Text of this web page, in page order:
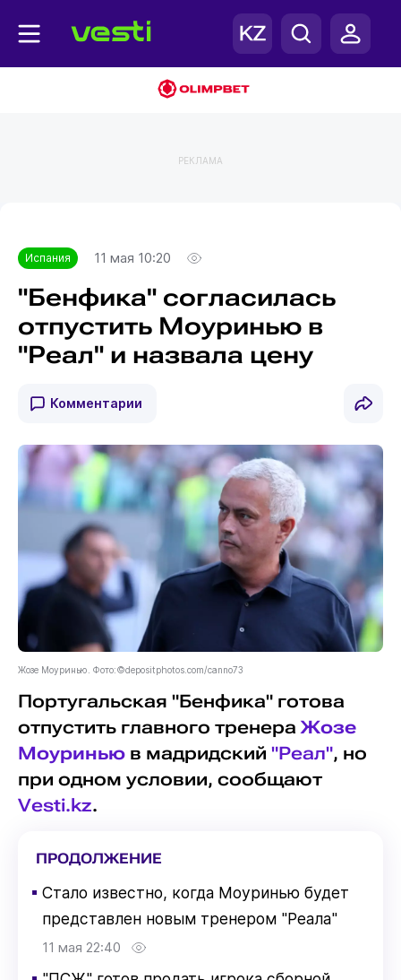
РЕКЛАМА
Испания 11 мая 10:20
"Бенфика" согласилась
отпустить Моуринью в
"Реал" и назвала цену
Комментарии
Жозе Моуринью. Фото:©depositphotos.com/canno73
Португальская "Бенфика" готова
отпустить главного тренераЖозе
Моуриньюв мадридский "Реал", но
при одном условии, сообщают
Vesti.kz.
ПРОДОЛЖЕНИЕ
▪ Стало известно, когда Моуринью будет
представлен новым тренером "Реала"
11 мая 22:40